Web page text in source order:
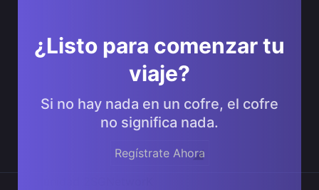
¿Listo para comenzar tu
viaje?
Si no hay nada en un cofre, el cofre
no significa nada.
Regístrate Ahora